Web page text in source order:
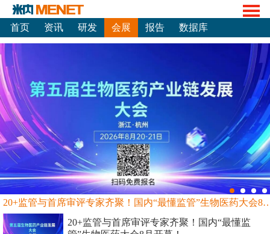
首页 资讯 研发 会展 报告 数据库
20+监管与首席审评专家齐聚！国内“最
20+监管与首席审评专家齐聚！国内“最懂监